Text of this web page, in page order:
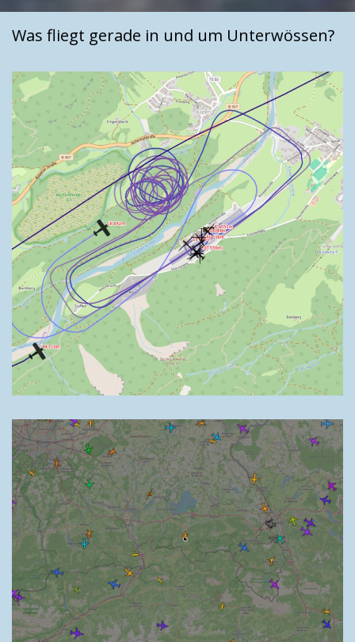
Was fliegt gerade in und um Unterwössen?